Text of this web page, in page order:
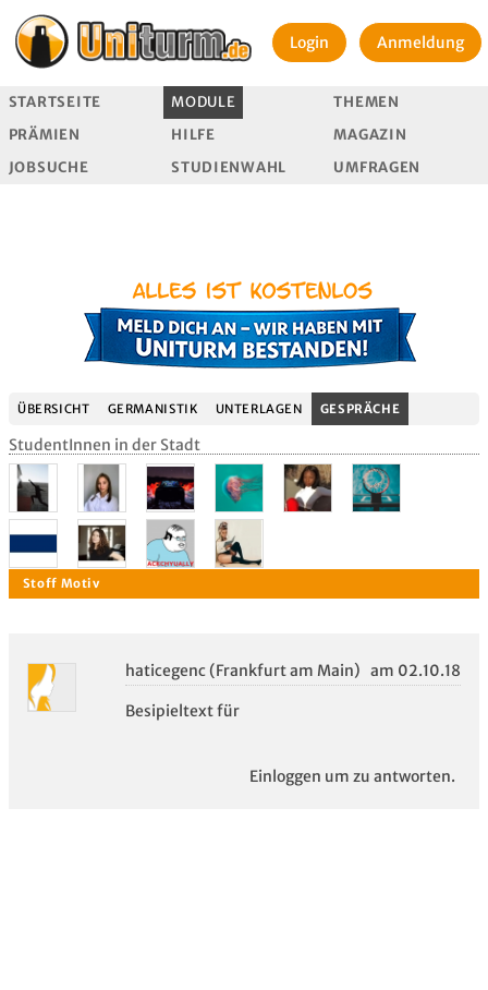
Login Anmeldung
STARTSEITE MODULE
THEMEN
PRÄMIEN
HILFE
MAGAZIN
JOBSUCHE
STUDIENWAHL UMFRAGEN
ÜBERSICHT GERMANISTIK UNTERLAGEN GESPRÄCHE
StudentInnen in der Stadt
haticegenc (Frankfurt am Main) am 02.10.18
Besipieltext für
Einloggen um zu antworten.